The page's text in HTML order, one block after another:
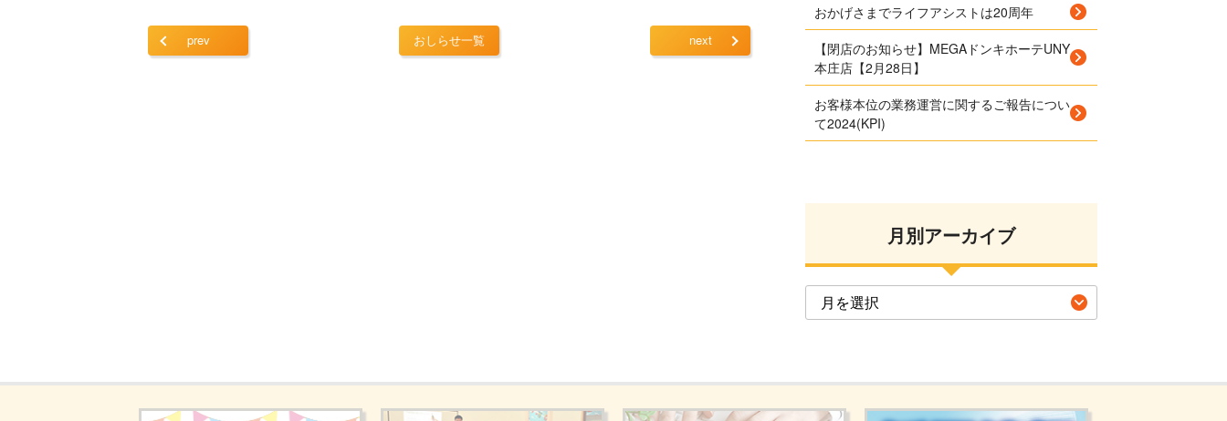
prev おしらせ一覧 next
おかげさまでライフアシストは20周年
【閉店のお知らせ】MEGAドンキホーテUNY
本庄店【2月28日】
お客様本位の業務運営に関するご報告につい
て2024(KPI)
月別アーカイブ